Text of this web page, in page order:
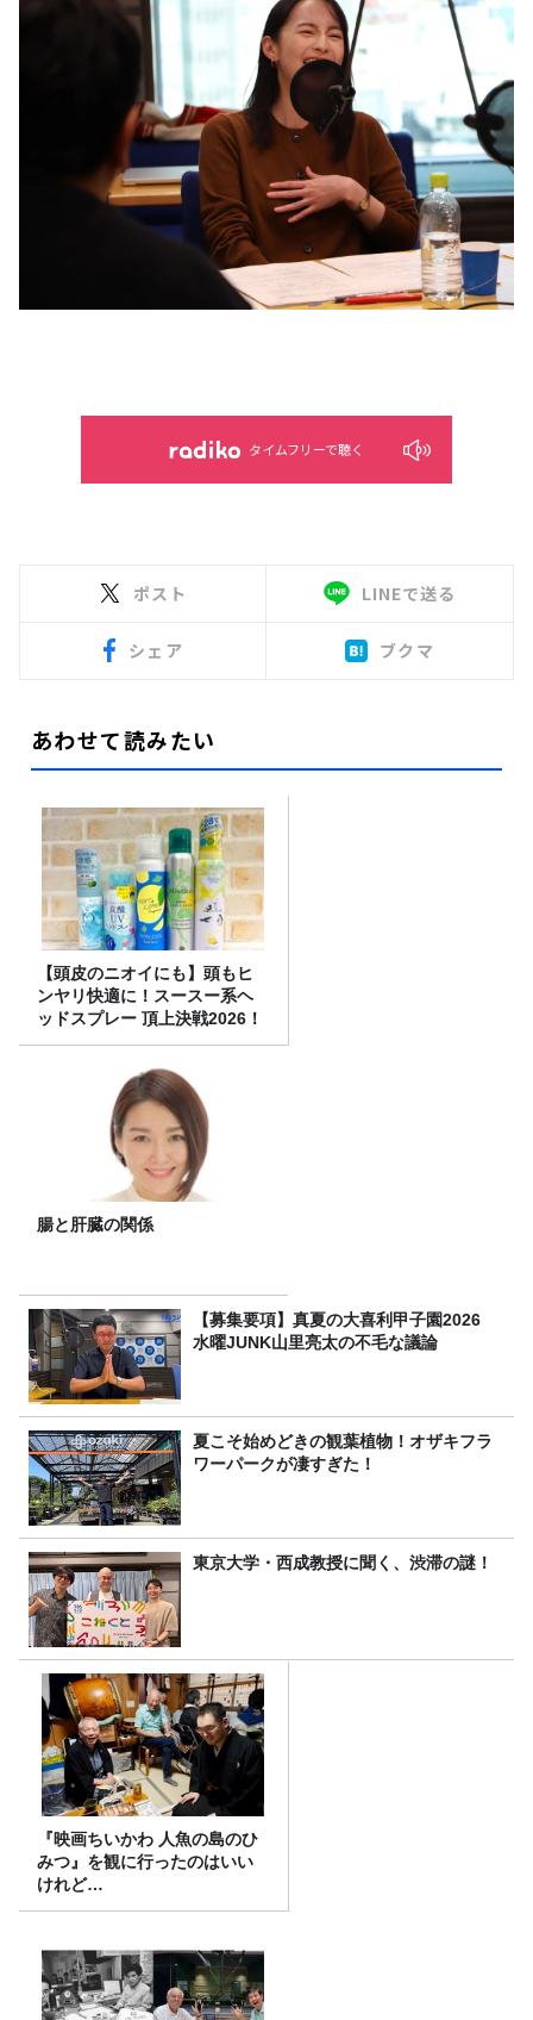
タイムフリーで聴く
ポスト LINEで送る
シェア ブクマ
あわせて読みたい
【頭皮のニオイにも】頭もヒ
ンヤリ快適に！スースー系ヘ
ッドスプレー 頂上決戦2026！
腸と肝臓の関係
【募集要項】真夏の大喜利甲子園2026
水曜JUNK山里亮太の不毛な議論
夏こそ始めどきの観葉植物！オザキフラ
ワーパークが凄すぎた！
東京大学・西成教授に聞く、渋滞の謎！
『映画ちいかわ 人魚の島のひ
みつ』を観に行ったのはいい
けれど…